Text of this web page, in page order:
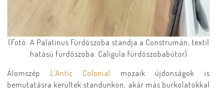
(Fotó: A Palatinus Fürdőszoba standja a Construmán, textil
hatású fürdőszoba: Caligula fürdőszobabútor)
Álomszép L'Antic Colonial
mozaik újdonságok is
bemutatásra kerültek standunkon, akár más burkolatokkal